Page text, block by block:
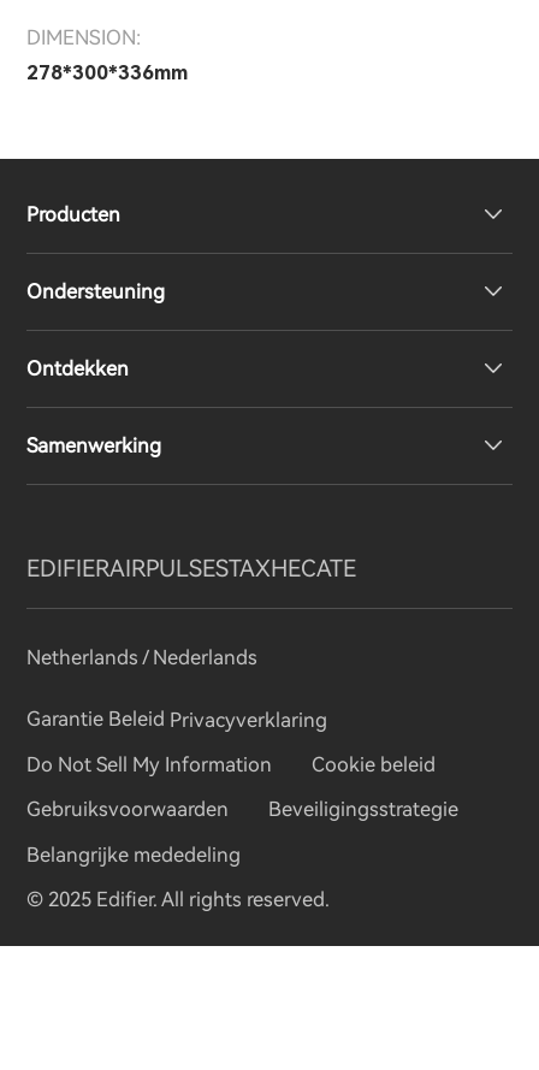
DIMENSION:
278*300*336mm
Producten
Volledig draadloze oordopjes
Boekenplank luidsprekers
Ondersteuning
EU-conformiteitsverklaring
Ontdekken
Ontwerpprijs
Blogs
Samenwerking
EDIFIERAIRPULSESTAXHECATE
Garantie Beleid Privacyverklaring
Do Not Sell My Information
Cookie beleid
Gebruiksvoorwaarden
Beveiligingsstrategie
Belangrijke mededeling
Netherlands / Nederlands
© 2025 Edifier. All rights reserved.